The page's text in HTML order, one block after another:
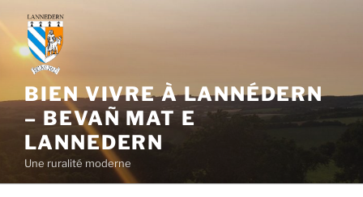
contenu
principal
BIEN VIVRE À LANNÉDERN
– BEVAÑ MAT E
LANNEDERN
Une ruralité moderne